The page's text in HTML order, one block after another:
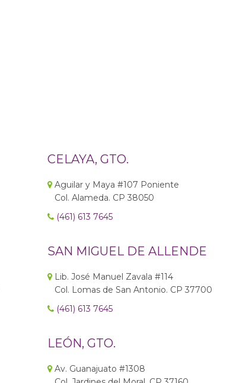
CELAYA, GTO.
Aguilar y Maya #107 Poniente
Col. Alameda. CP 38050
(461) 613 7645
SAN MIGUEL DE ALLENDE
Lib. José Manuel Zavala #114
Col. Lomas de San Antonio. CP 37700
(461) 613 7645
LEÓN, GTO.
Av. Guanajuato #1308